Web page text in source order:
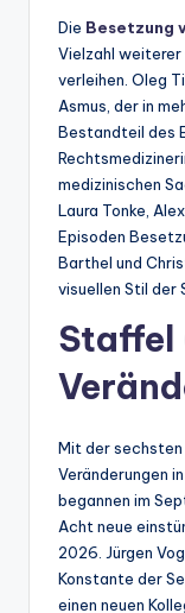
Die Besetzung
Vielzahl weiterer
verleihen. Oleg
Asmus, der in
Bestandteil des
medizinischen
Laura Tonke,
Episoden
Barthel und
visuellen Stil der
Staffel
Mit der
Veränderungen
begannen im
Acht neue
2026. Jürgen
Konstante der
einen neuen